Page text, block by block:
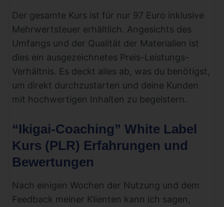
Der gesamte Kurs ist für nur 97 Euro inklusive
Mehrwertsteuer erhältlich. Angesichts des
Umfangs und der Qualität der Materialien ist
dies ein ausgezeichnetes Preis-Leistungs-
Verhältnis. Es deckt alles ab, was du benötigst,
um direkt durchzustarten und deine Kunden
mit hochwertigen Inhalten zu begeistern.
“Ikigai-Coaching” White Label
Kurs (PLR) Erfahrungen und
Bewertungen
Nach einigen Wochen der Nutzung und dem
Feedback meiner Klienten kann ich sagen,